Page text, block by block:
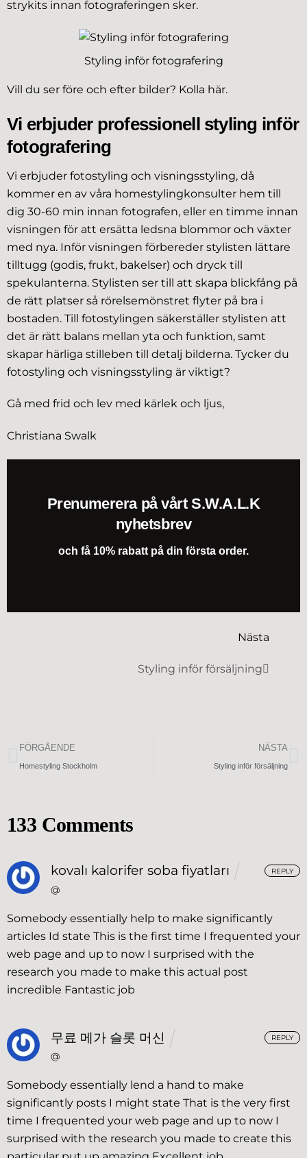
strykits innan fotograferingen sker.
Styling inför fotografering
Vill du ser före och efter bilder? Kolla här.
Vi erbjuder professionell styling inför
fotografering
Vi erbjuder fotostyling och visningsstyling, då
kommer en av våra homestylingkonsulter hem till
dig 30-60 min innan fotografen, eller en timme innan
visningen för att ersätta ledsna blommor och växter
med nya. Inför visningen förbereder stylisten lättare
tilltugg (godis, frukt, bakelser) och dryck till
spekulanterna. Stylisten ser till att skapa blickfång på
de rätt platser så rörelsemönstret flyter på bra i
bostaden. Till fotostylingen säkerställer stylisten att
det är rätt balans mellan yta och funktion, samt
skapar härliga stilleben till detalj bilderna. Tycker du
fotostyling och visningsstyling är viktigt?
Gå med frid och lev med kärlek och ljus,
Christiana Swalk
Prenumerera på vårt S.W.A.L.K
nyhetsbrev
och få 10% rabatt på din första order.
Nästa
Styling inför försäljning
FÖRGÅENDE
Homestyling Stockholm
NÄSTA
Styling inför försäljning
133 Comments
kovalı kalorifer soba fiyatları
@
Somebody essentially help to make significantly
articles Id state This is the first time I frequented your
web page and up to now I surprised with the
research you made to make this actual post
incredible Fantastic job
REPLY
무료 메가 슬롯 머신
@
Somebody essentially lend a hand to make
significantly posts I might state That is the very first
time I frequented your web page and up to now I
surprised with the research you made to create this
REPLY